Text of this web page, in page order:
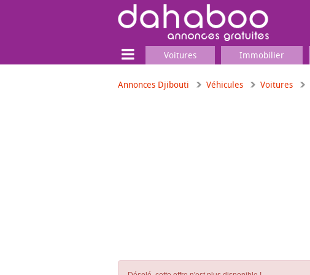
Voitures Immobilier
Annonces Djibouti Véhicules Voitures